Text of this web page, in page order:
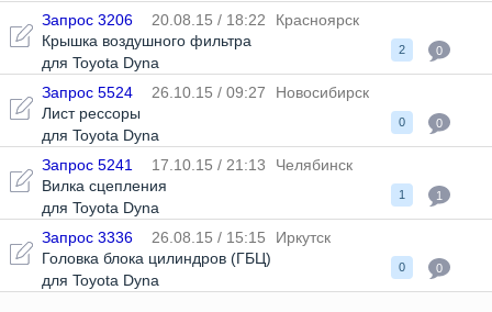
Запрос 3206 20.08.15 / 18:22
Красноярск
Крышка воздушного фильтра
для Toyota Dyna
2 0
Запрос 5524 26.10.15 / 09:27
Новосибирск
Лист рессоры
для Toyota Dyna
0 0
Запрос 5241 17.10.15 / 21:13
Челябинск
Вилка сцепления
для Toyota Dyna
1 1
Запрос 3336 26.08.15 / 15:15
Иркутск
Головка блока цилиндров (ГБЦ)
для Toyota Dyna
0 0